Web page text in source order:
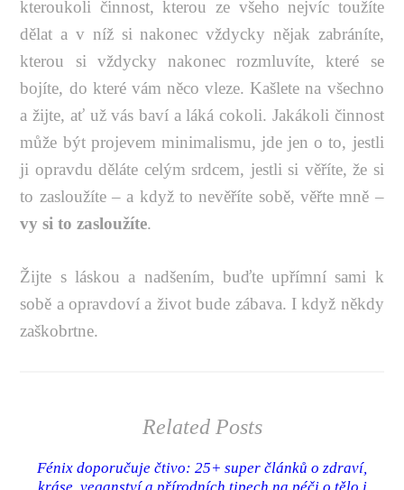
kteroukoli činnost, kterou ze všeho nejvíc toužíte
dělat a v níž si nakonec vždycky nějak zabráníte,
kterou si vždycky nakonec rozmluvíte, které se
bojíte, do které vám něco vleze. Kašlete na všechno
a žijte, ať už vás baví a láká cokoli. Jakákoli činnost
může být projevem minimalismu, jde jen o to, jestli
ji opravdu děláte celým srdcem, jestli si věříte, že si
to zasloužíte – a když to nevěříte sobě, věřte mně –
vy si to zasloužíte.
Žijte s láskou a nadšením, buďte upřímní sami k
sobě a opravdoví a život bude zábava. I když někdy
zaškobrtne.
Related Posts
Fénix doporučuje čtivo: 25+ super článků o zdraví,